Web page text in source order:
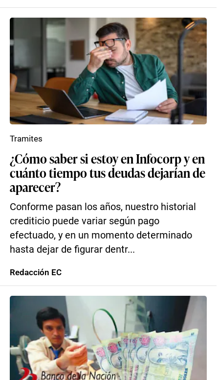
¿Cómo saber si estoy en Infocorp y en
cuánto tiempo tus deudas dejarían de
aparecer?
Conforme pasan los años, nuestro historial
crediticio puede variar según pago
efectuado, y en un momento determinado
hasta dejar de figurar dentr...
Tramites
Redacción EC